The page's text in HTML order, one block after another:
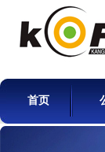
首页